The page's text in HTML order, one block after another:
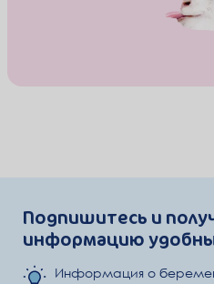
Подпишитесь и
информацию
Информация о